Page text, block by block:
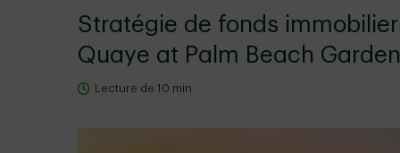
Stratégie de fonds
Quaye at Palm Beach
Lecture de 10 min